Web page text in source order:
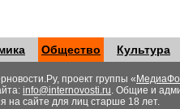
Общество Культура
проект группы «
info@internovosti.ru. Общие и
на сайте для лиц старше 18 лет.